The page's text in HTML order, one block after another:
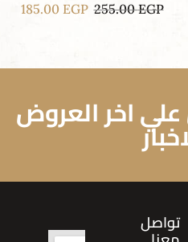
255.00EGP
185.00 EGP
اخر العروض
تواصل